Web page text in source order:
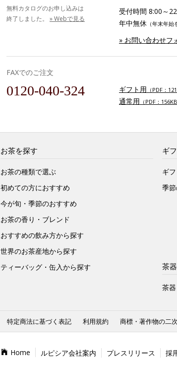
無料カタログのお申し込みは
終了しました。 » Webで見る
受付時間 8:00～
年中無休 （年末年始
» お問い合わせフ
FAXでのご注文
0120-040-324 ギフト用 （PDF：
通常用 （PDF：156KB
お茶を探す
お茶の種類で選ぶ
初めての方におすすめ
今が旬・季節のおすすめ
お茶の香り・ブレンド
おすすめの飲み方から探す
世界のお茶産地から探す
ティーバッグ・缶入から探す
ギ
ギ
季
茶
茶
特定商法に基づく表記 利用規約 商標・著作物の二
Home ルピシア会社案内 プレスリリース 採